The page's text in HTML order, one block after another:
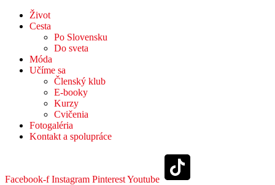
Život
Cesta
Po Slovensku
Do sveta
Móda
Učíme sa
Členský klub
E-booky
Kurzy
Cvičenia
Fotogaléria
Kontakt a spolupráce
Facebook-f Instagram PinterestYoutube